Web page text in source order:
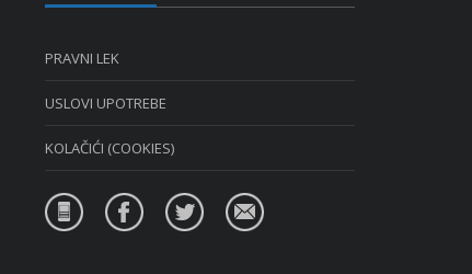
PRAVNI LEK
USLOVI UPOTREBE
KOLAČIĆI (COOKIES)